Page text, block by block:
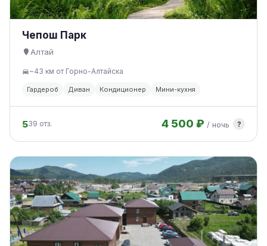
Чепош Парк
Алтай
~43 км от Горно-Алтайска
Гардероб Диван Кондиционер Мини-кухня
539 отз. 4 500 ₽ / ночь ?